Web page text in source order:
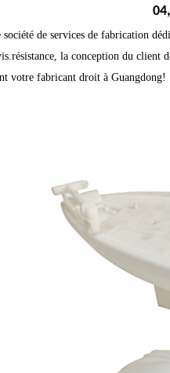
société de services de fabrication
la conception du
votre fabricant droit à Guangdong!